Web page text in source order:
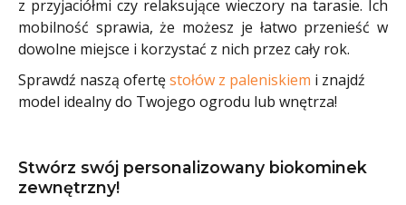
z przyjaciółmi czy relaksujące wieczory na tarasie. Ich
mobilność sprawia, że możesz je łatwo przenieść w
dowolne miejsce i korzystać z nich przez cały rok.
Sprawdź naszą ofertęstołów z paleniskiem i znajdź
model idealny do Twojego ogrodu lub wnętrza!
Stwórz swój personalizowany biokominek
zewnętrzny!